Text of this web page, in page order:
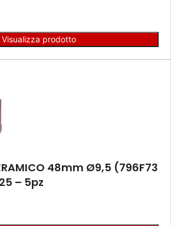
Visualizza prodotto
48mm Ø9,5 (796F73
– 5pz